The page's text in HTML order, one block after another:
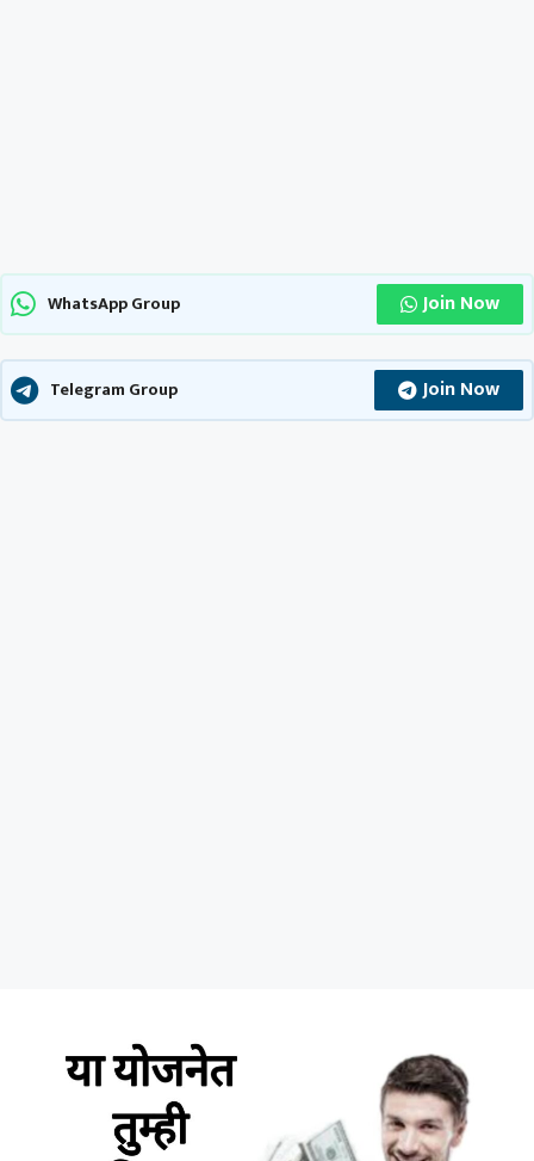
WhatsApp Group Join Now
Telegram Group Join Now